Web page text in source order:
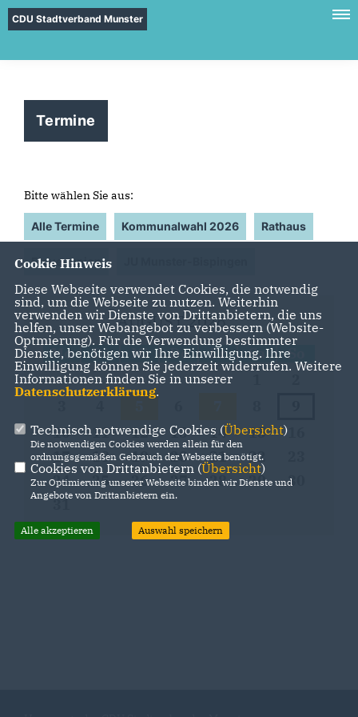
CDU Stadtverband Munster
Termine
Bitte wählen Sie aus:
Alle Termine Kommunalwahl 2026 Rathaus
Frauenunion
AUGUST 2026
Mo Di Mi Do Fr Sa
So
10
11 12 13 14 15
16
17
18 19 20 21 22
24
25 26 27 28 29
30
31
Cookie Hinweis
Diese Webseite verwendet Cookies, die notwendig
sind, um die Webseite zu nutzen. Weiterhin
verwenden wir Dienste von Drittanbietern, die uns
helfen, unser Webangebot zu verbessern (Website-
Optmierung). Für die Verwendung bestimmter
Dienste, benötigen wir Ihre Einwilligung. Ihre
Einwilligung können Sie jederzeit widerrufen. Weitere
Informationen finden Sie in unserer
Datenschutzerklärung.
Technisch notwendige Cookies (Übersicht)
Die notwendigen Cookies werden allein für den
ordnungsgemäßen Gebrauch der Webseite benötigt.
Cookies von Drittanbietern (Übersicht)
Zur Optimierung unserer Webseite binden wir Dienste und
Angebote von Drittanbietern ein.
Alle akzeptieren Auswahl speichern